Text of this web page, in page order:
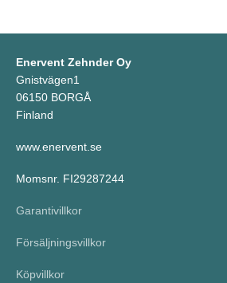
Enervent Zehnder Oy
Gnistvägen1
06150 BORGÅ
Finland
www.enervent.se
Momsnr. FI29287244
Garantivillkor
Försäljningsvillkor
Köpvillkor